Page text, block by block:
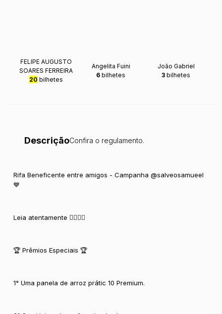
FELIPE AUGUSTO
SOARES FERREIRA
20 bilhetes
Angelita Fuini
6 bilhetes
João Gabriel
3 bilhetes
DescriçãoConfira o regulamento.
Rifa Beneficente entre amigos - Campanha @salveosamueel
💙
Leia atentamente 👇🏻👇🏻
🏆 Prêmios Especiais 🏆
1° Uma panela de arroz prátic 10 Premium.